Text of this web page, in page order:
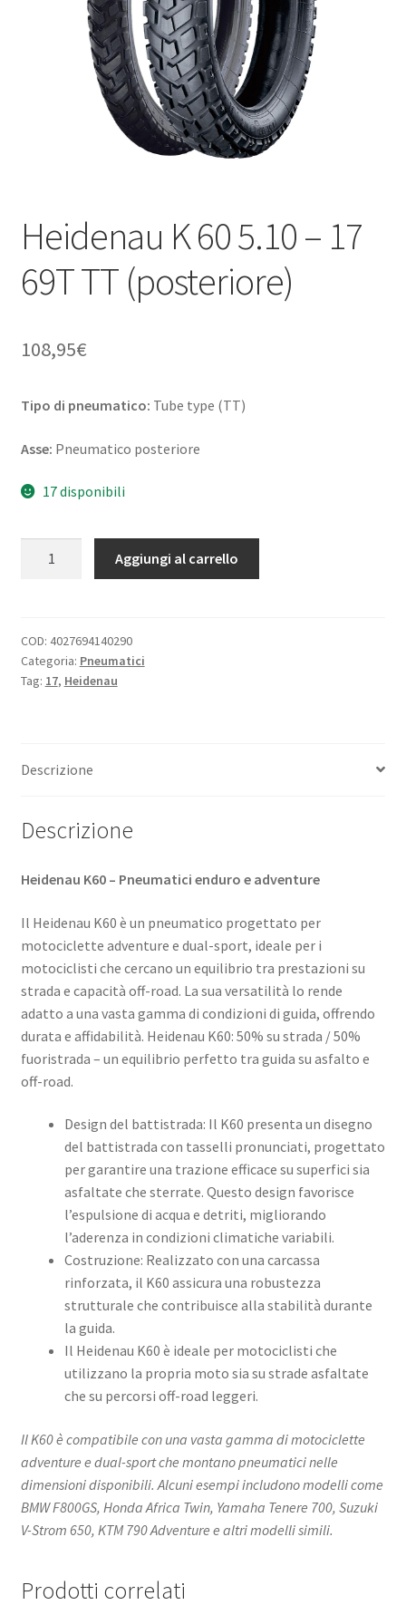
Heidenau K 60 5.10 – 17
69T TT (posteriore)
108,95€
Tipo di pneumatico: Tube type (TT)
Asse: Pneumatico posteriore
17 disponibili
-
17
69T
Aggiungi al carrello
COD: 4027694140290
Categoria: Pneumatici
Tag: 17, Heidenau
Descrizione
Descrizione
Heidenau K60 – Pneumatici enduro e adventure
Il Heidenau K60 è un pneumatico progettato per
motociclette adventure e dual-sport, ideale per i
motociclisti che cercano un equilibrio tra prestazioni su
strada e capacità off-road. La sua versatilità lo rende
adatto a una vasta gamma di condizioni di guida, offrendo
durata e affidabilità.​ Heidenau K60: 50% su strada / 50%
fuoristrada – un equilibrio perfetto tra guida su asfalto e
off-road.
Design del battistrada: Il K60 presenta un disegno
del battistrada con tasselli pronunciati, progettato
per garantire una trazione efficace su superfici sia
asfaltate che sterrate. Questo design favorisce
l’espulsione di acqua e detriti, migliorando
l’aderenza in condizioni climatiche variabili.​
Costruzione: Realizzato con una carcassa
rinforzata, il K60 assicura una robustezza
strutturale che contribuisce alla stabilità durante
la guida.
Il Heidenau K60 è ideale per motociclisti che
utilizzano la propria moto sia su strade asfaltate
che su percorsi off-road leggeri.
Il K60 è compatibile con una vasta gamma di motociclette
adventure e dual-sport che montano pneumatici nelle
dimensioni disponibili. Alcuni esempi includono modelli come
BMW F800GS, Honda Africa Twin, Yamaha Tenere 700, Suzuki
V-Strom 650, KTM 790 Adventure e altri modelli simili.
Prodotti correlati